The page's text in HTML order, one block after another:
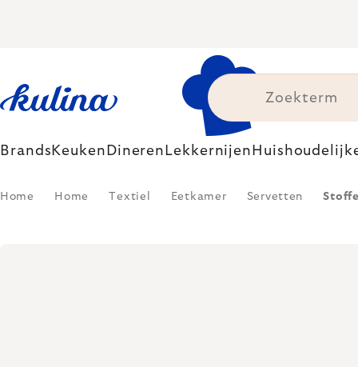
Brands Keuken Dineren Lekkernijen
Home Home Textiel Eetkamer Servetten